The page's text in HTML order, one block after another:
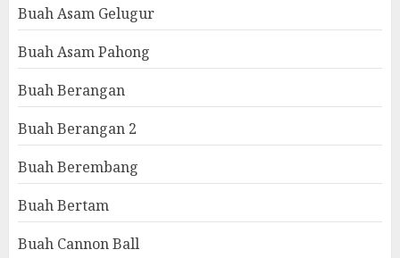
Buah Asam Gelugur
Buah Asam Pahong
Buah Berangan
Buah Berangan 2
Buah Berembang
Buah Bertam
Buah Cannon Ball